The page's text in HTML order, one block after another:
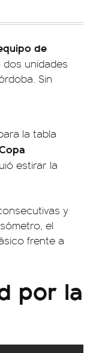
de
unidades
Sin
la tabla
estirar la
y
el
frente a
por la